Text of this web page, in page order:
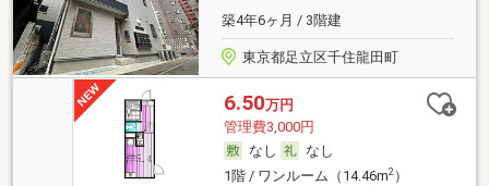
築4年6ヶ月 / 3階建
東京都足立区千住龍田町
6.50万円
管理費3,000円
なし
なし
1階 / ワンルーム（14.46m2）